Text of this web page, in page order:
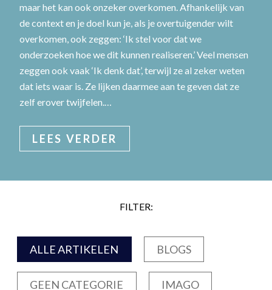
maar het kan ook onzeker overkomen. Afhankelijk van
de context en je doel kun je, als je overtuigender wilt
overkomen, ook zeggen: ‘Ik stel voor dat we
onderzoeken hoe we dit kunnen realiseren.’ Veel mensen
zeggen ook vaak ‘Ik denk dat’, terwijl ze al zeker weten
dat iets waar is. Ze lijken daarmee aan te geven dat ze
zelf erover twijfelen.…
LEES VERDER
FILTER:
ALLE ARTIKELEN BLOGS
GEEN CATEGORIE IMAGO